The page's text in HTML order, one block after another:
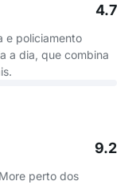
4.7
e policiamento
a dia, que combina
9.2
perto dos